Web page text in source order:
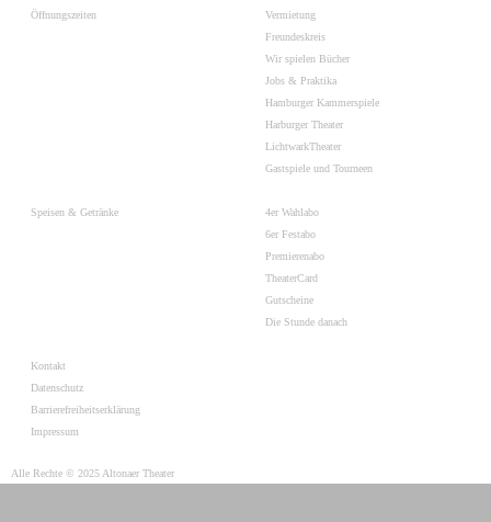
Öffnungszeiten
Vermietung
Freundeskreis
Wir spielen Bücher
Jobs & Praktika
Hamburger Kammerspiele
Harburger Theater
LichtwarkTheater
Gastspiele und Tourneen
Speisen & Getränke
4er Wahlabo
6er Festabo
Premierenabo
TheaterCard
Gutscheine
Die Stunde danach
Kontakt
Datenschutz
Barrierefreiheitserklärung
Impressum
Alle Rechte © 2025 Altonaer Theater